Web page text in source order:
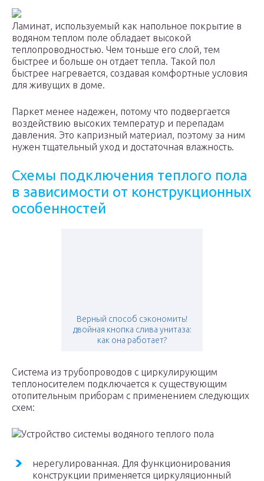
Ламинат, используемый как напольное покрытие в
водяном теплом поле обладает высокой
теплопроводностью. Чем тоньше его слой, тем
быстрее и больше он отдает тепла. Такой пол
быстрее нагревается, создавая комфортные условия
для живущих в доме.
Паркет менее надежен, потому что подвергается
воздействию высоких температур и перепадам
давления. Это капризный материал, поэтому за ним
нужен тщательный уход и достаточная влажность.
Схемы подключения теплого пола
в зависимости от конструкционных
особенностей
Верный способ сэкономить!
двойная кнопка слива унитаза:
как она работает?
Система из трубопроводов с циркулирующим
теплоносителем подключается к существующим
отопительным приборам с применением следующих
схем:
Устройство системы водяного теплого пола
нерегулированная. Для функционирования
конструкции применяется циркуляционный